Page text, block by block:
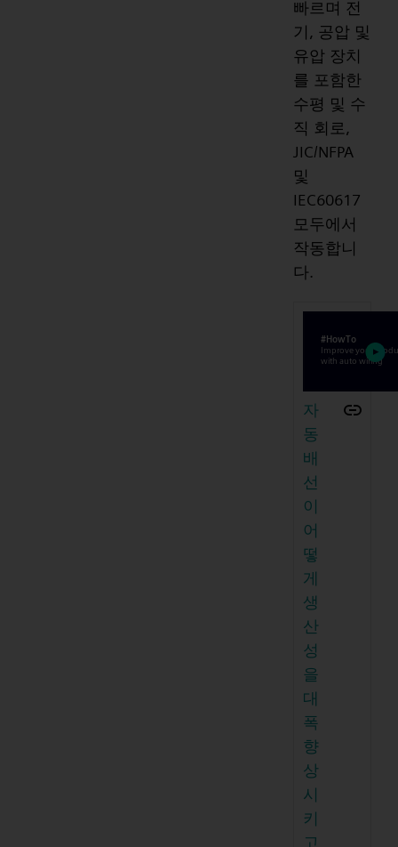
빠르며 전
기, 공압 및
유압 장치
를 포함한
수평 및 수
직 회로,
JIC/NFPA
및
IEC60617
모두에서
작동합니
다.
자
동
배
선
이
어
떻
게
생
산
성
을
대
폭
향
상
시
키
고